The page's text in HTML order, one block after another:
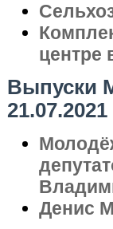
центре
Выпуски
21.07.2021
Денис